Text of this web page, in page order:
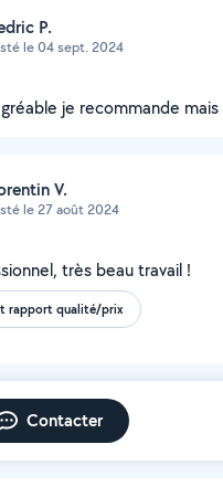
P.
le 04 sept. 2024
je recommande
V.
le 27 août 2024
très beau travail !
rapport qualité/prix
Contacter